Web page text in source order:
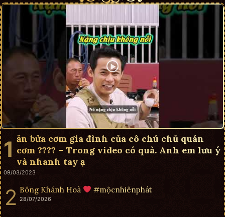
ăn bửa cơm gia đình của cô chú chủ quán
cơm ???? – Trong video có quà. Anh em lưu ý
và nhanh tay ạ
09/03/2023
Bông Khánh Hoà #mộcnhiênphát
28/07/2026